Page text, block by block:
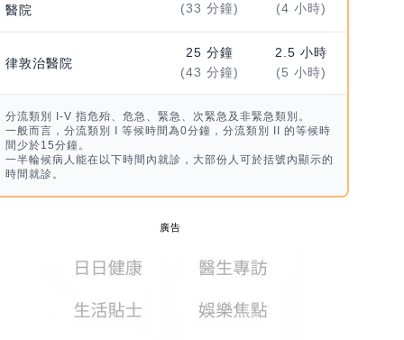
醫院
(33 分鐘)
(4 小時)
律敦治醫院
25 分鐘
(43 分鐘)
2.5 小時
(5 小時)
分流類別 I-V 指危殆、危急、緊急、次緊急及非緊急類別。
一般而言，分流類別 I 等候時間為0分鐘，分流類別 II 的等候時
間少於15分鐘。
一半輪候病人能在以下時間內就診，大部份人可於括號內顯示的
時間就診。
廣告